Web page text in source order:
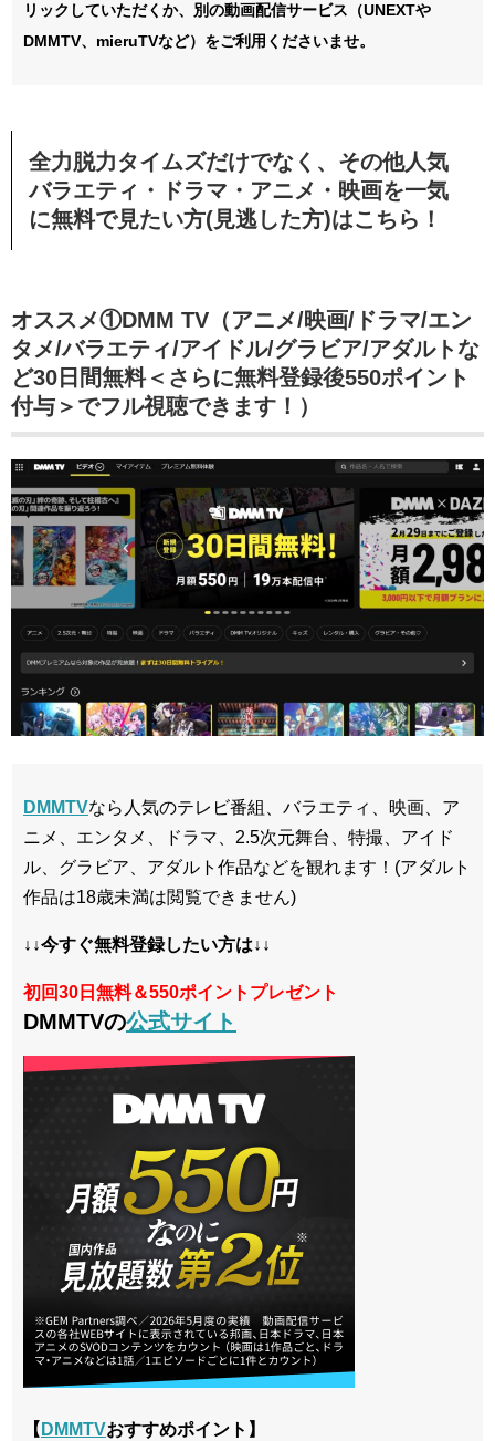
リックしていただくか、別の動画配信サービス（UNEXTや
DMMTV、mieruTVなど）をご利用くださいませ。
全力脱力タイムズだけでなく、その他人気
バラエティ・ドラマ・アニメ・映画を一気
に無料で見たい方(見逃した方)はこちら！
オススメ①DMM TV（アニメ/映画/ドラマ/エン
タメ/バラエティ/アイドル/グラビア/アダルトな
ど30日間無料＜さらに無料登録後550ポイント
付与＞でフル視聴できます！）
DMMTVなら人気のテレビ番組、バラエティ、映画、ア
ニメ、エンタメ、ドラマ、2.5次元舞台、特撮、アイド
ル、グラビア、アダルト作品などを観れます！(アダルト
作品は18歳未満は閲覧できません)
↓↓今すぐ無料登録したい方は↓↓
初回30日無料＆550ポイントプレゼント
DMMTVの公式サイト
【 DMMTVおすすめポイント】